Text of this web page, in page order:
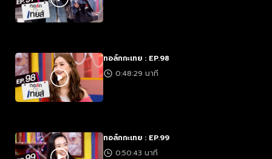
ทอล์กกะเทย : EP.98
0:48:29 นาที
ทอล์กกะเทย : EP.99
0:50:43 นาที